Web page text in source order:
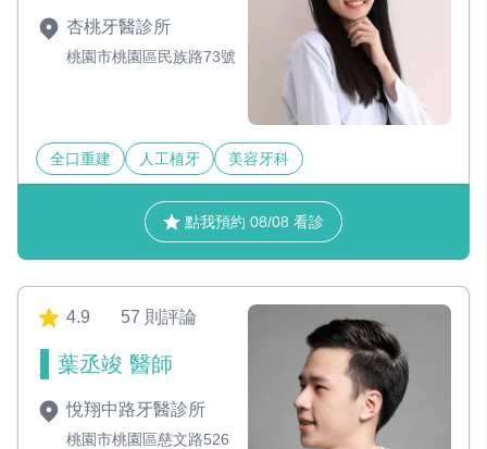
杏桃牙醫診所
桃園市桃園區民族路73號
全口重建 人工植牙 美容牙科
點我預約 08/08 看診
4.9 57 則評論
葉丞竣 醫師
悅翔中路牙醫診所
桃園市桃園區慈文路526